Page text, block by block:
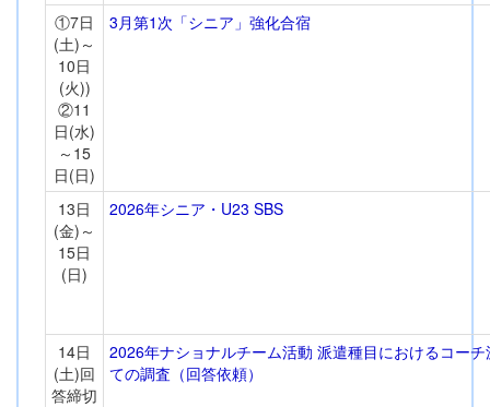
①7日
(土)～
10日
(火))
②11
日(水)
～15
日(日)
3月第1次「シニア」強化合宿
13日
(金)～
15日
(日)
2026年シニア・U23 SBS
14日
(土)回
答締切
2026年ナショナルチーム活動 派遣種目におけるコー
ての調査（回答依頼）